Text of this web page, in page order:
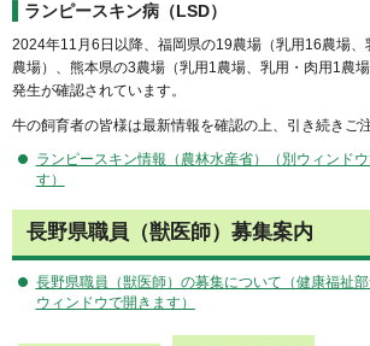
ランピースキン病（LSD）
2024年11月6日以降、福岡県の19農場（乳用16農場、
農場）、熊本県の3農場（乳用1農場、乳用・肉用1農
発生が確認されています。
牛の飼育者の皆様は最新情報を確認の上、引き続きご
ランピースキン情報（農林水産省）（別ウィンド
す）
長野県職員（獣医師）募集案内
長野県職員（獣医師）の募集について（健康福祉
ウィンドウで開きます）